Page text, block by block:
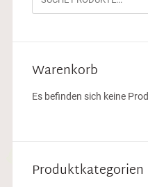
Warenkorb
Es befinden sich keine
Produktkategorien